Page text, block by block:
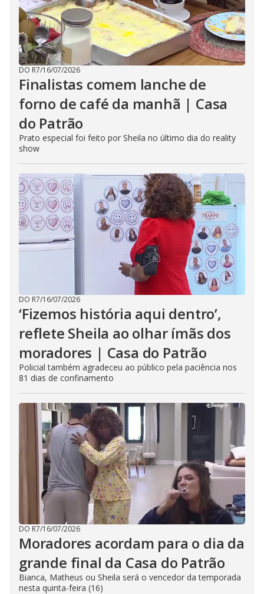
DO R7/16/07/2026
Finalistas comem lanche de
forno de café da manhã | Casa
do Patrão
Prato especial foi feito por Sheila no último dia do reality
show
DO R7/16/07/2026
‘Fizemos história aqui dentro’,
reflete Sheila ao olhar ímãs dos
moradores | Casa do Patrão
Policial também agradeceu ao público pela paciência nos
81 dias de confinamento
DO R7/16/07/2026
Moradores acordam para o dia da
grande final da Casa do Patrão
Bianca, Matheus ou Sheila será o vencedor da temporada
nesta quinta-feira (16)